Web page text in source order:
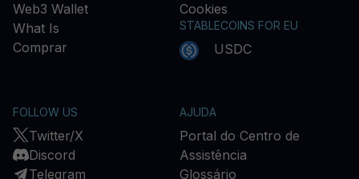
Web3 Wallet
What Is
Comprar
Cookies
STABLECOINS FOR EU
USDC
FOLLOW US
Twitter/X
Discord
Telegram
AJUDA
Portal do Centro de
Assistência
Glossário